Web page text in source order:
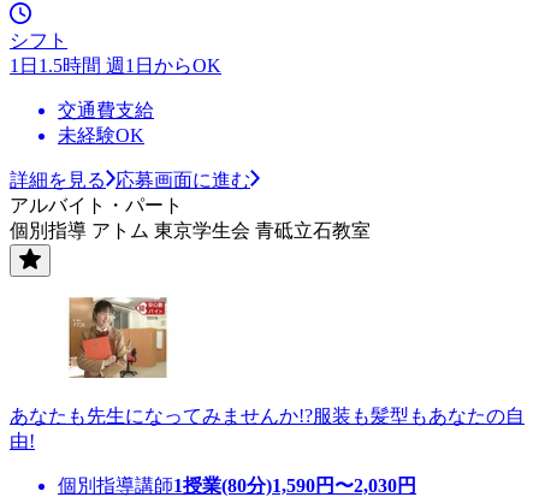
シフト
1日1.5時間 週1日からOK
交通費支給
未経験OK
詳細を見る
応募画面に進む
アルバイト・パート
個別指導 アトム 東京学生会 青砥立石教室
あなたも先生になってみませんか!?服装も髪型もあなたの自
由!
個別指導講師1授業(80分)1,590円〜2,030円